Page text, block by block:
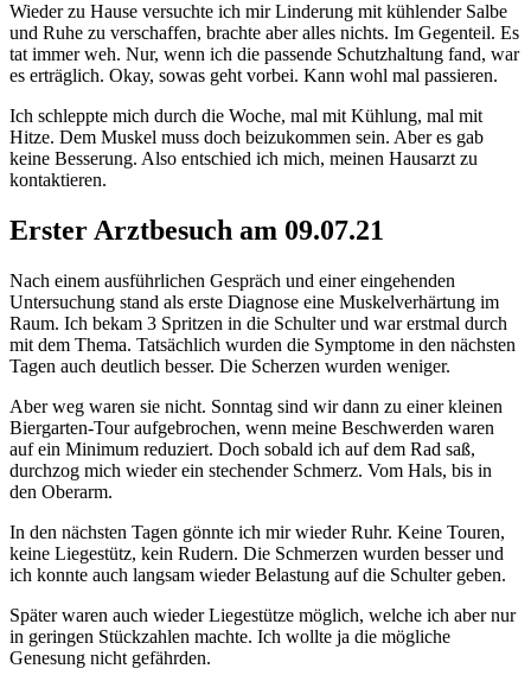
Wieder zu Hause versuchte ich mir Linderung mit kühlender Salbe
und Ruhe zu verschaffen, brachte aber alles nichts. Im Gegenteil. Es
tat immer weh. Nur, wenn ich die passende Schutzhaltung fand, war
es erträglich. Okay, sowas geht vorbei. Kann wohl mal passieren.
Ich schleppte mich durch die Woche, mal mit Kühlung, mal mit
Hitze. Dem Muskel muss doch beizukommen sein. Aber es gab
keine Besserung. Also entschied ich mich, meinen Hausarzt zu
kontaktieren.
Erster Arztbesuch am 09.07.21
Nach einem ausführlichen Gespräch und einer eingehenden
Untersuchung stand als erste Diagnose eine Muskelverhärtung im
Raum. Ich bekam 3 Spritzen in die Schulter und war erstmal durch
mit dem Thema. Tatsächlich wurden die Symptome in den nächsten
Tagen auch deutlich besser. Die Scherzen wurden weniger.
Aber weg waren sie nicht. Sonntag sind wir dann zu einer kleinen
Biergarten-Tour aufgebrochen, wenn meine Beschwerden waren
auf ein Minimum reduziert. Doch sobald ich auf dem Rad saß,
durchzog mich wieder ein stechender Schmerz. Vom Hals, bis in
den Oberarm.
In den nächsten Tagen gönnte ich mir wieder Ruhr. Keine Touren,
keine Liegestütz, kein Rudern. Die Schmerzen wurden besser und
ich konnte auch langsam wieder Belastung auf die Schulter geben.
Später waren auch wieder Liegestütze möglich, welche ich aber nur
in geringen Stückzahlen machte. Ich wollte ja die mögliche
Genesung nicht gefährden.